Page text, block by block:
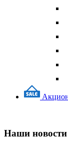
Наши новости